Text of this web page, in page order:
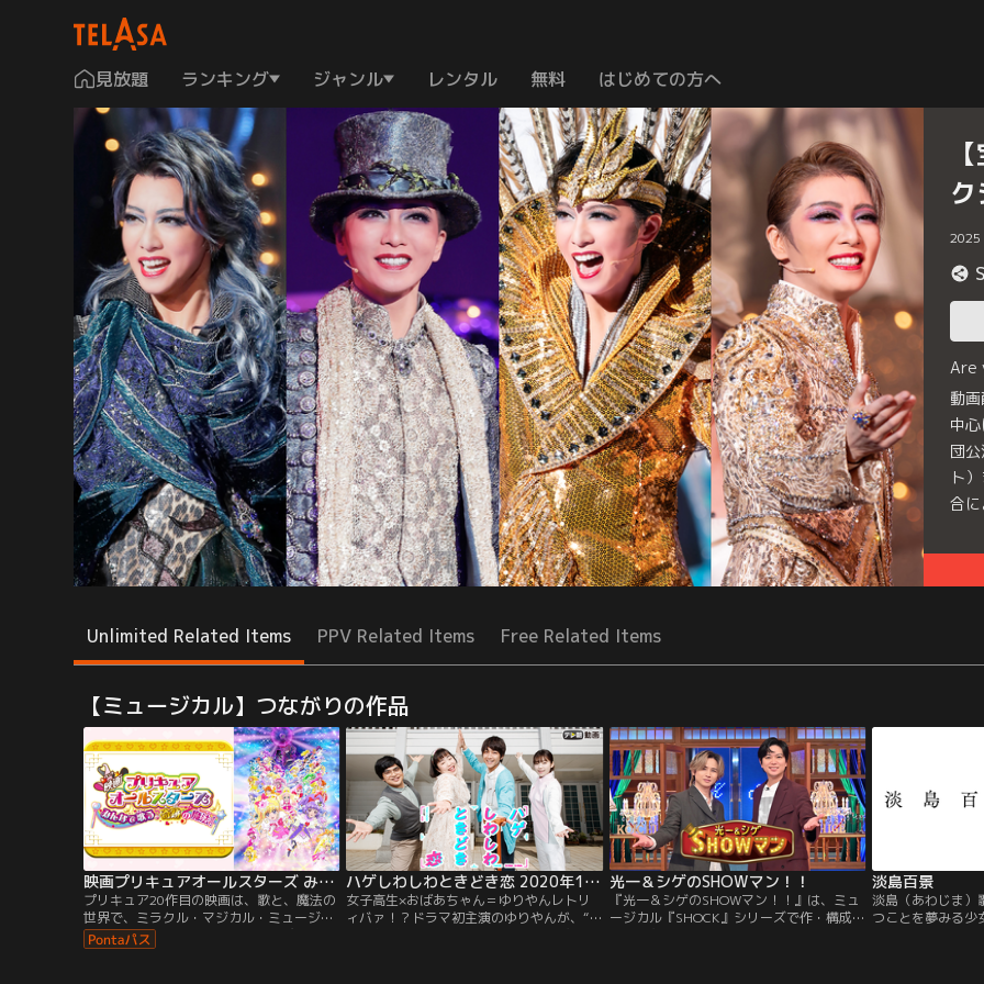
見放題 ランキング ジャンル レンタル 無料 はじめての方へ
2025
Are
動
中
団
ト
合
Unlimited Related Items PPV Related Items Free Related Items
【ミュージカル】つながりの作品
映画プリキュアオールスターズ みんなで歌う♪奇跡の魔法！
プリキュア20作目の映画は、歌と、魔法の
世界で、ミラクル・マジカル・ミュージカ
ル！！みらいとリコは人間界に遊びにきて
ウキウキ。なのに…突然現れた魔女のソル
ハゲしわしわときどき恋 2020年1月2日放送
女子高生×おばあちゃん＝ゆりやんレトリ
ィバァ！？ドラマ初主演のゆりやんが、“恋
光一＆シゲのSHOWマン！！
『光一＆シゲのSHOWマン！！』は、ミュ
ージカル『SHOCK』シリーズで作・構成・
淡島百景
淡島（あわじま）
つことを夢みる少